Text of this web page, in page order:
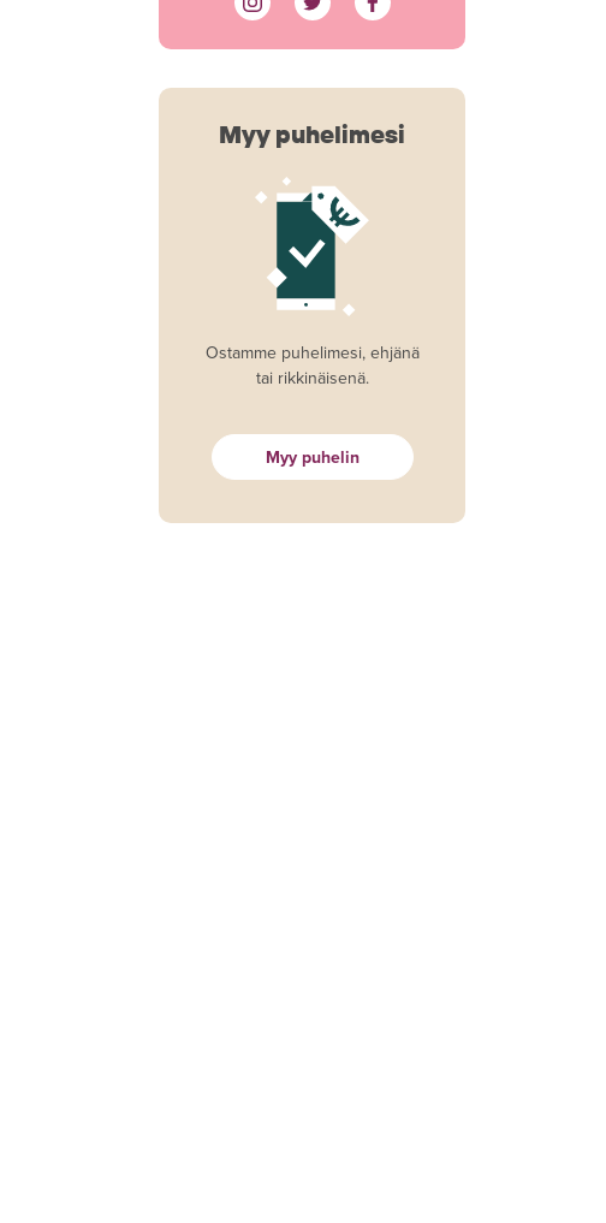
Myy puhelimesi
Ostamme puhelimesi, ehjänä
tai rikkinäisenä.
Myy puhelin